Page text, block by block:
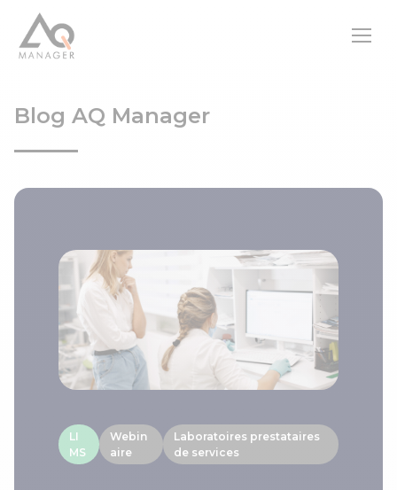
Blog AQ Manager
LI
MS
Webin
aire
Laboratoires prestataires
de services